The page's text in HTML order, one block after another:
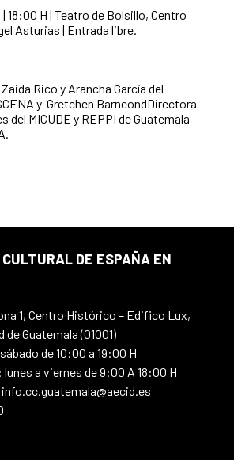
18:00 H | Teatro de Bolsillo, Centro
Asturias | Entrada libre.
Zaida Rico y Arancha García del
y Gretchen BarneondDirectora
del MICUDE y REPPI de Guatemala
DE ESPAÑA EN
1, Centro Histórico – Edifico Lux,
de Guatemala (01001)
de 10:00 a 19:00 H
lunes a viernes de 9:00 A 18:00 H